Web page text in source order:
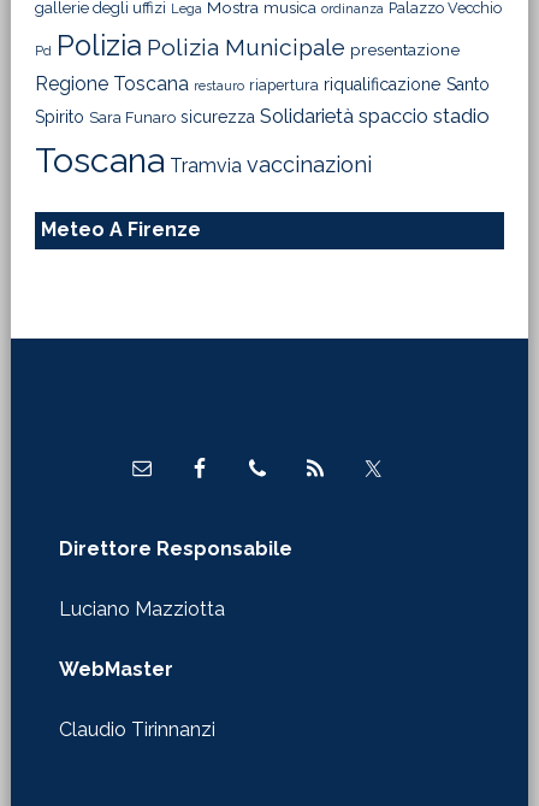
gallerie degli uffizi Lega Mostra musica ordinanza Palazzo Vecchio
Pd Polizia Polizia Municipale presentazione
Regione Toscana restauro riapertura riqualificazione Santo
Spirito Sara Funaro sicurezza Solidarietà spaccio stadio
Toscana Tramvia vaccinazioni
Meteo A Firenze
Direttore Responsabile
Luciano Mazziotta
WebMaster
Claudio Tirinnanzi